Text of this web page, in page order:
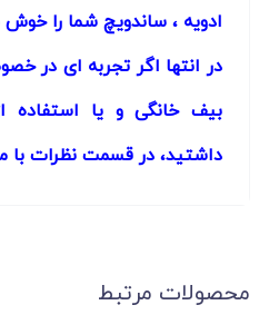
ادویه ، ساندویچ شما را
در انتها اگر تجربه ای
بیف خانگی و یا
داشتید، در قسمت نظرات با
محصولات مرتبط